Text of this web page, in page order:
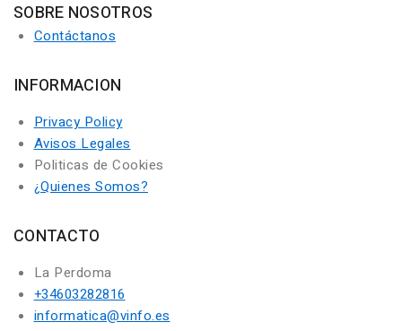
SOBRE NOSOTROS
Contáctanos
INFORMACION
Privacy Policy
Avisos Legales
Politicas de Cookies
¿Quienes Somos?
CONTACTO
La Perdoma
+34603282816
informatica@vinfo.es